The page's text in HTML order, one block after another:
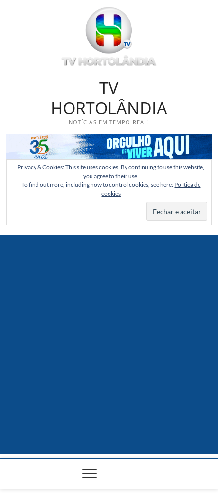
TV
HORTOLÂNDIA
NOTÍCIAS EM TEMPO REAL!
Privacy & Cookies: This site uses cookies. By continuing to use this website,
you agree to their use.
To find out more, including how to control cookies, see here: Política de
cookies